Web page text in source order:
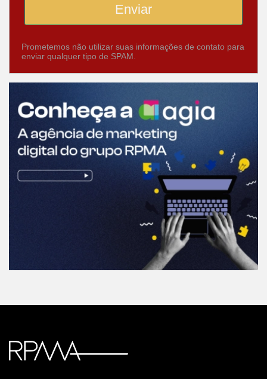
Enviar
Prometemos não utilizar suas informações de contato para
enviar qualquer tipo de SPAM.